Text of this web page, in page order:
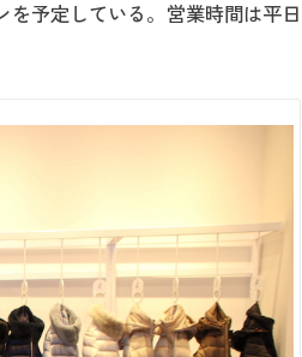
予定している。営業時間は平日